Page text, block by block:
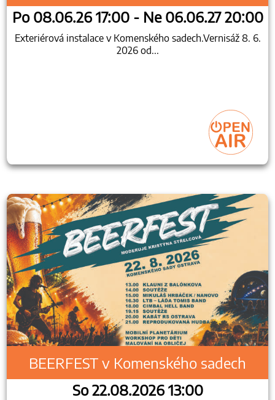
Po 08.06.26 17:00 - Ne 06.06.27 20:00
Exteriérová instalace v Komenského sadech.Vernisáž 8. 6.
2026 od...
BEERFEST v Komenského sadech
So 22.08.2026 13:00